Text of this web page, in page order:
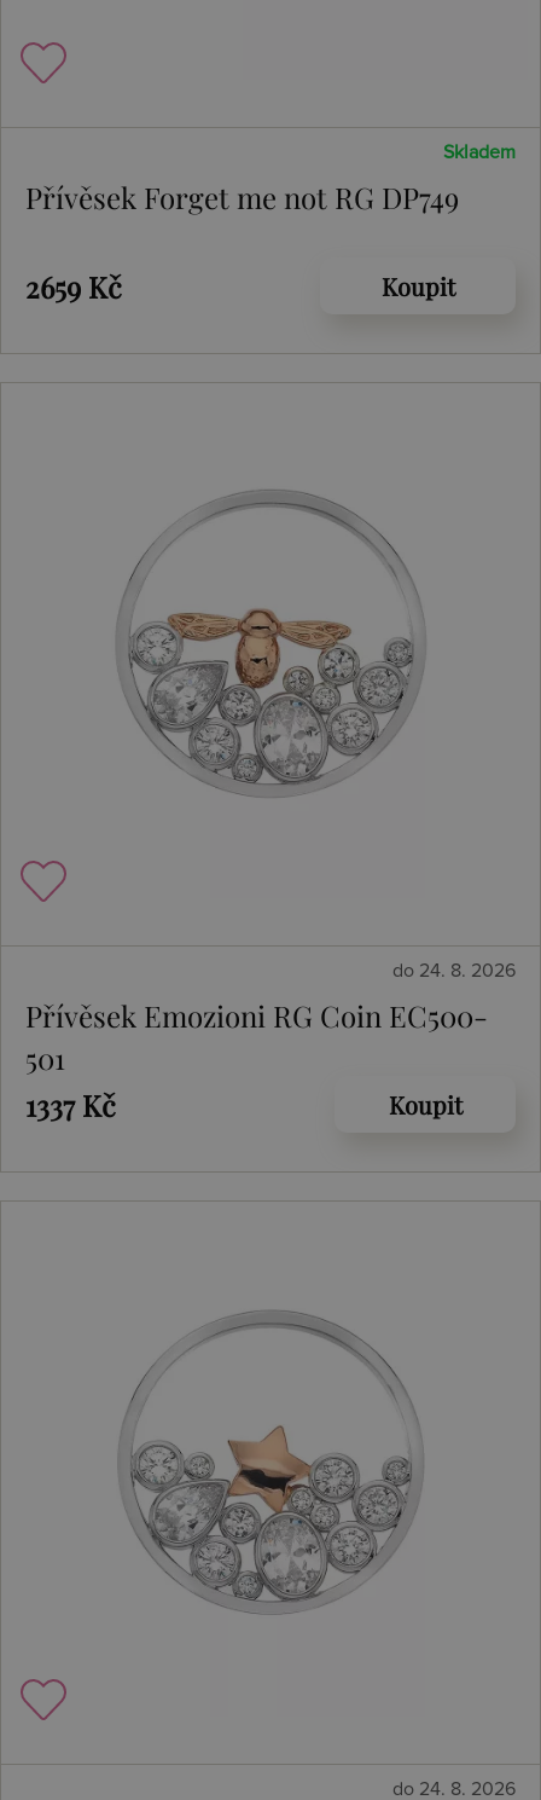
Skladem
Přívěsek Forget me not RG DP749
2659 Kč Koupit
do 24. 8. 2026
Přívěsek Emozioni RG Coin EC500-
501
1337 Kč
Koupit
do 24. 8. 2026